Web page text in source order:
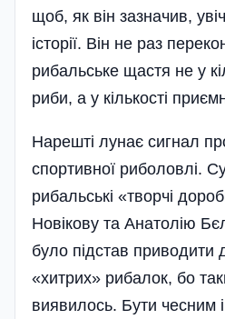
щоб, як він зазначив,
історії. Він не раз
рибальське щастя не у
риби, а у кількості
Нарешті лунає сигнал
спортивної риболовлі.
рибальські «творчі
Новікову та Анатолію
було підстав приводити
«хитрих» рибалок, бо
виявилось. Бути чесним